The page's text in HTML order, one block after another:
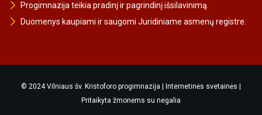
Progimnazija teikia pradinį ir pagrindinį išsilavinimą.
Duomenys kaupiami ir saugomi Juridiniame asmenų registre.
© 2024 Vilniaus šv. Kristoforo progimnazija | Internetinės svetainės
Pritaikyta žmonėms su negalia